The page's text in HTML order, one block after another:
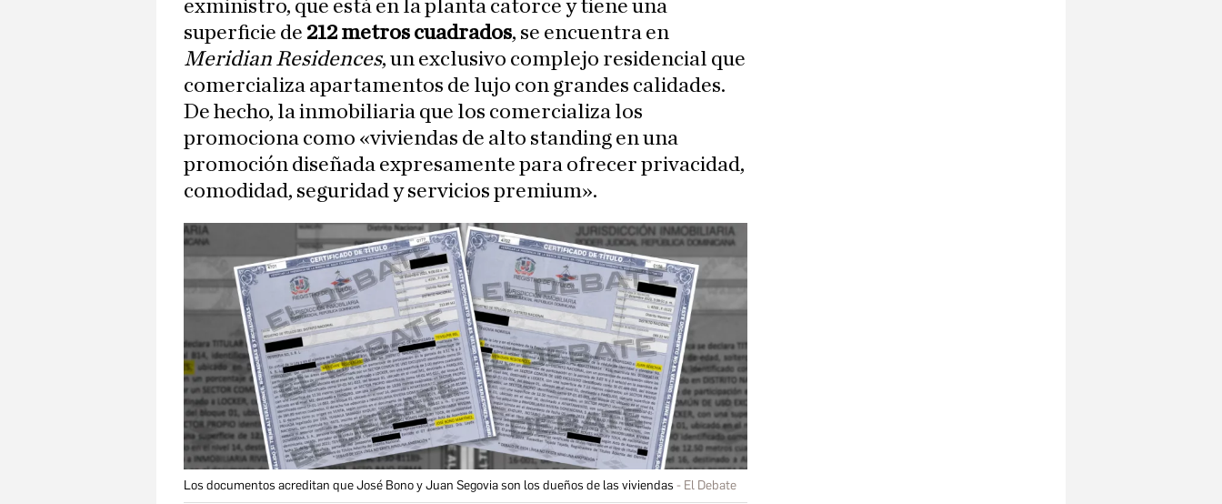
exministro, que está en la planta catorce y tiene una
superficie de 212 metros cuadrados, se encuentra en
Meridian Residences, un exclusivo complejo residencial que
comercializa apartamentos de lujo con grandes calidades.
De hecho, la inmobiliaria que los comercializa los
promociona como «viviendas de alto standing en una
promoción diseñada expresamente para ofrecer privacidad,
comodidad, seguridad y servicios premium».
Los documentos acreditan que José Bono y Juan Segovia son los dueños de las viviendas El Debate